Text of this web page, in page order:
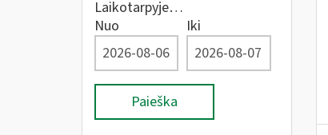
Laikotarpyje…
Nuo
Iki
Paieška